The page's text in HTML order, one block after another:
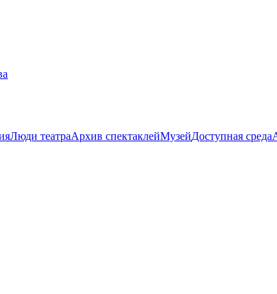
Люди театраАрхив спектаклейМузейДоступная среда